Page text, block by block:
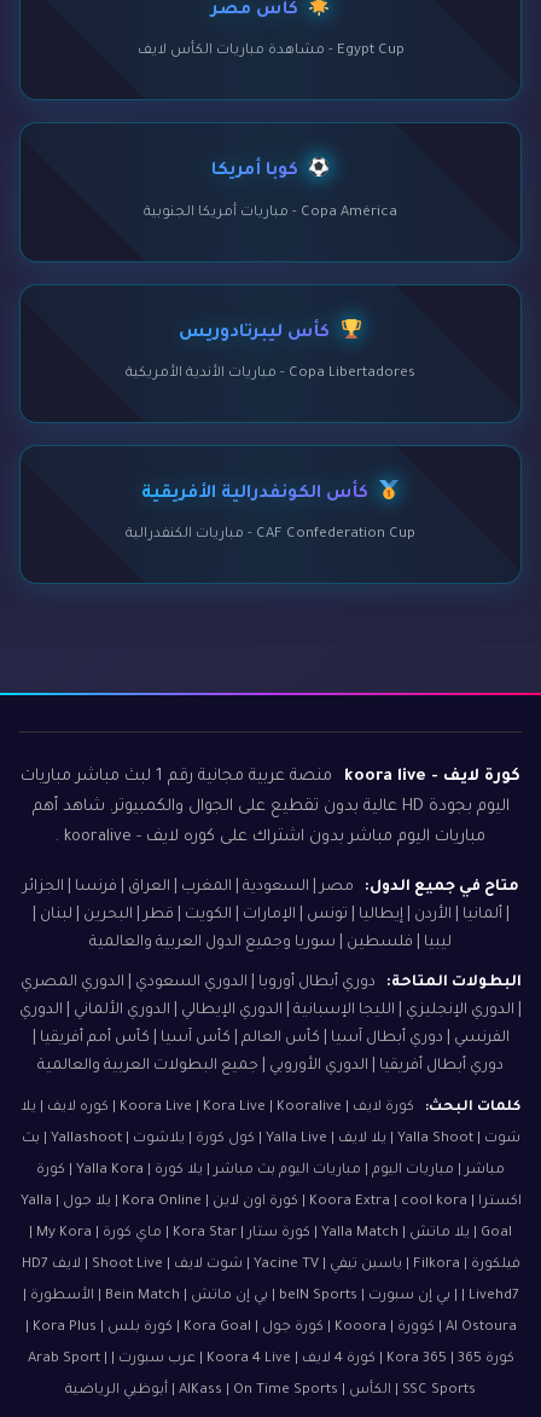
كأس مصر
Egypt Cup - مشاهدة مباريات الكأس لايف
كوبا أمريكا
Copa América - مباريات أمريكا الجنوبية
كأس ليبرتادوريس
Copa Libertadores - مباريات الأندية الأمريكية
كأس الكونفدرالية الأفريقية
CAF Confederation Cup - مباريات الكنفدرالية
كورة لايف - koora live
منصة عربية مجانية رقم 1 لبث مباشر مباريات
اليوم بجودة HD عالية بدون تقطيع على الجوال والكمبيوتر. شاهد أهم
مباريات اليوم مباشر بدون اشتراك على كوره لايف - kooralive .
متاح في جميع الدول:
مصر | السعودية | المغرب | العراق | فرنسا | الجزائر
| ألمانيا | الأردن | إيطاليا | تونس | الإمارات | الكويت | قطر | البحرين | لبنان |
ليبيا | فلسطين | سوريا وجميع الدول العربية والعالمية
البطولات المتاحة:
دوري أبطال أوروبا | الدوري السعودي | الدوري المصري
| الدوري الإنجليزي | الليجا الإسبانية | الدوري الإيطالي | الدوري الألماني | الدوري
الفرنسي | دوري أبطال آسيا | كأس العالم | كأس آسيا | كأس أمم أفريقيا |
دوري أبطال أفريقيا | الدوري الأوروبي | جميع البطولات العربية والعالمية
كلمات البحث:
كورة لايف | Koora Live | Kora Live | Kooralive | كوره لايف | يلا
شوت | Yalla Shoot | يلا لايف | Yalla Live | كول كورة | يلاشوت | Yallashoot | بث
مباشر | مباريات اليوم | مباريات اليوم بث مباشر | يلا كورة | Yalla Kora | كورة
اكسترا | Koora Extra | cool kora | كورة اون لاين | Kora Online | يلا جول | Yalla
فيلكورة | Filkora | ياسين تيفي | Yacine TV | شوت لايف | Shoot Live | لايف HD7
| Livehd7 | بي إن سبورت | beIN Sports | بي إن ماتش | Bein Match | الأسطورة |
كورة 365 | Kora 365 | كورة 4 لايف | Koora 4 Live | عرب سبورت | Arab Sport |
SSC Sports | الكأس | AlKass | On Time Sports | أبوظبي الرياضية